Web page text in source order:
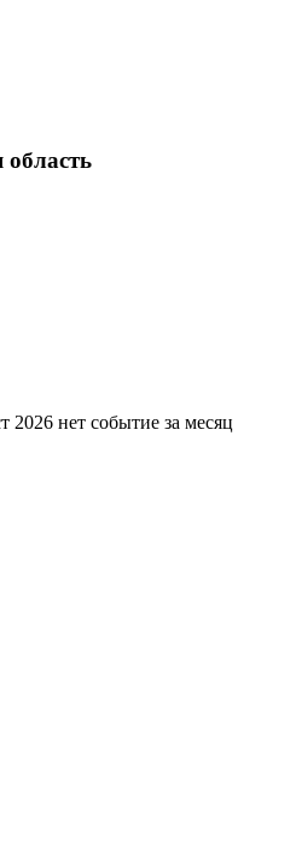
2026 нет событие за месяц